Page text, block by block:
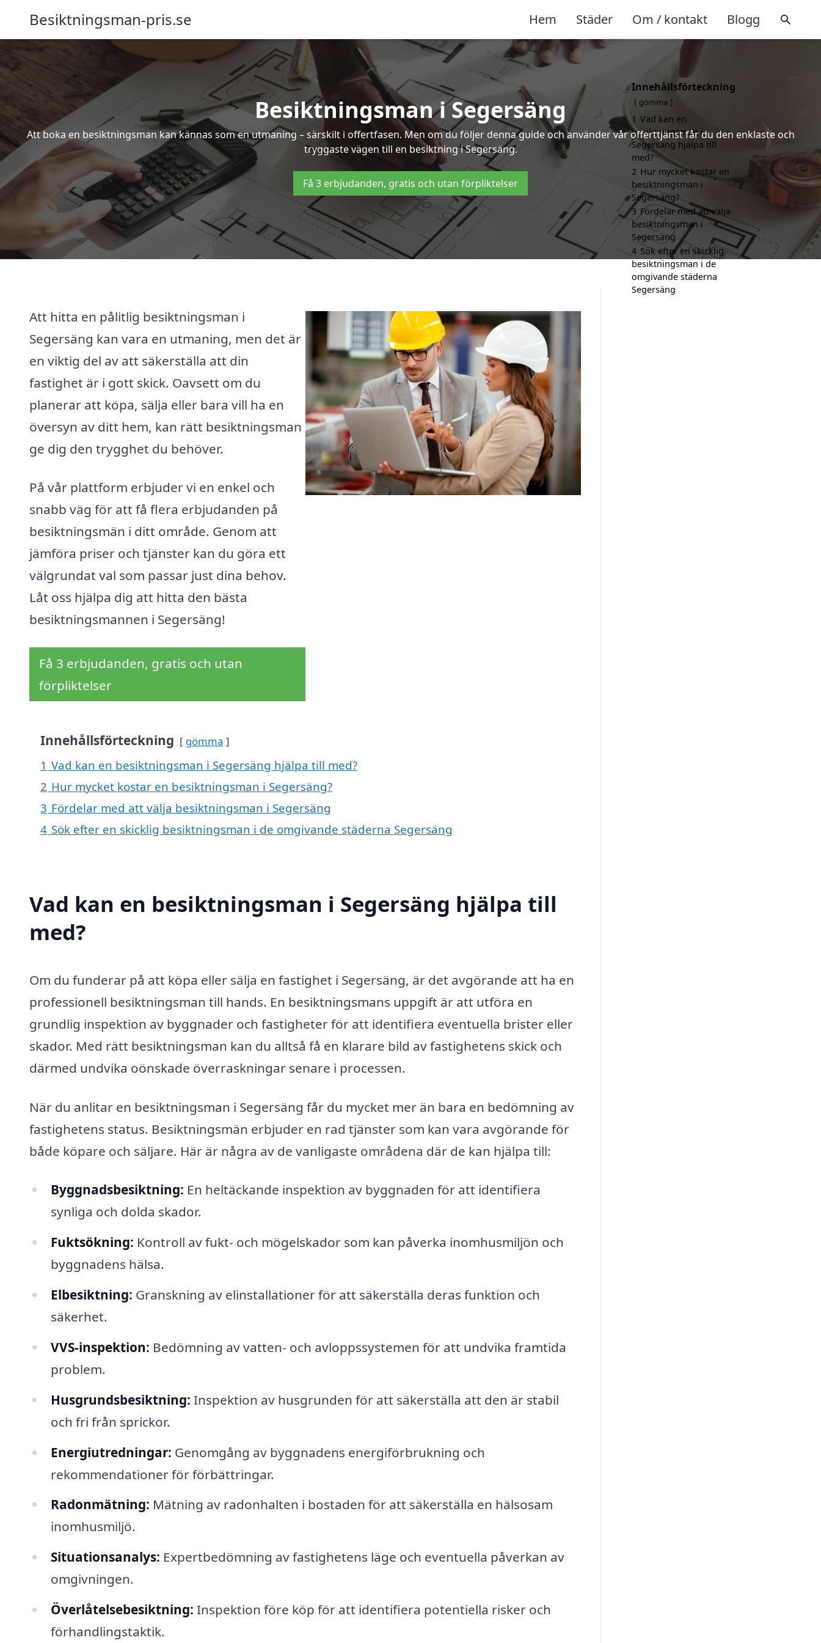
Besiktningsman-pris.se Hem Städer Om / kontakt Blogg
Besiktningsman i Segersäng
Att boka en besiktningsman kan kännas som en utmaning – särskilt i offertfasen. Men om du följer denna guide och använder vår offerttjänst får du den enklaste och
tryggaste vägen till en besiktning i Segersäng.
Få 3 erbjudanden, gratis och utan förpliktelser
Att hitta en pålitlig besiktningsman i
Segersäng kan vara en utmaning, men det är
en viktig del av att säkerställa att din
fastighet är i gott skick. Oavsett om du
planerar att köpa, sälja eller bara vill ha en
översyn av ditt hem, kan rätt besiktningsman
ge dig den trygghet du behöver.
På vår plattform erbjuder vi en enkel och
snabb väg för att få flera erbjudanden på
besiktningsmän i ditt område. Genom att
jämföra priser och tjänster kan du göra ett
välgrundat val som passar just dina behov.
Låt oss hjälpa dig att hitta den bästa
besiktningsmannen i Segersäng!
Få 3 erbjudanden, gratis och utan
förpliktelser
Innehållsförteckning gömma
1 Vad kan en besiktningsman i Segersäng hjälpa till med?
2 Hur mycket kostar en besiktningsman i Segersäng?
3 Fördelar med att välja besiktningsman i Segersäng
4 Sök efter en skicklig besiktningsman i de omgivande städerna Segersäng
Vad kan en besiktningsman i Segersäng hjälpa till
med?
Om du funderar på att köpa eller sälja en fastighet i Segersäng, är det avgörande att ha en
professionell besiktningsman till hands. En besiktningsmans uppgift är att utföra en
grundlig inspektion av byggnader och fastigheter för att identifiera eventuella brister eller
skador. Med rätt besiktningsman kan du alltså få en klarare bild av fastighetens skick och
därmed undvika oönskade överraskningar senare i processen.
När du anlitar en besiktningsman i Segersäng får du mycket mer än bara en bedömning av
fastighetens status. Besiktningsmän erbjuder en rad tjänster som kan vara avgörande för
både köpare och säljare. Här är några av de vanligaste områdena där de kan hjälpa till:
Byggnadsbesiktning: En heltäckande inspektion av byggnaden för att identifiera
synliga och dolda skador.
Fuktsökning: Kontroll av fukt- och mögelskador som kan påverka inomhusmiljön och
byggnadens hälsa.
Elbesiktning: Granskning av elinstallationer för att säkerställa deras funktion och
säkerhet.
VVS-inspektion: Bedömning av vatten- och avloppssystemen för att undvika framtida
problem.
Husgrundsbesiktning: Inspektion av husgrunden för att säkerställa att den är stabil
och fri från sprickor.
Energiutredningar: Genomgång av byggnadens energiförbrukning och
rekommendationer för förbättringar.
Radonmätning: Mätning av radonhalten i bostaden för att säkerställa en hälsosam
inomhusmiljö.
Situationsanalys: Expertbedömning av fastighetens läge och eventuella påverkan av
omgivningen.
Överlåtelsebesiktning: Inspektion före köp för att identifiera potentiella risker och
förhandlingstaktik.
Innehållsförteckning
gömma
1 Vad kan en
besiktningsman i
Segersäng hjälpa till
med?
2 Hur mycket kostar en
besiktningsman i
Segersäng?
3 Fördelar med att välja
besiktningsman i
Segersäng
4 Sök efter en skicklig
besiktningsman i de
omgivande städerna
Segersäng